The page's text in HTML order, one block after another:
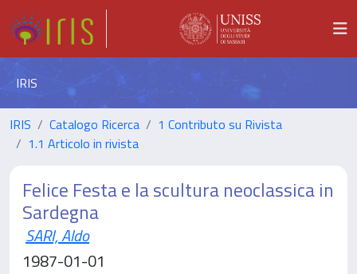
IRIS
IRIS Catalogo Ricerca
1 Contributo su Rivista
1.1 Articolo in rivista
Felice Festa e la scultura neoclassica in
Sardegna
SARI, Aldo
1987-01-01